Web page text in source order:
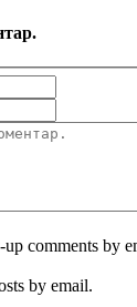
comments by
by email.